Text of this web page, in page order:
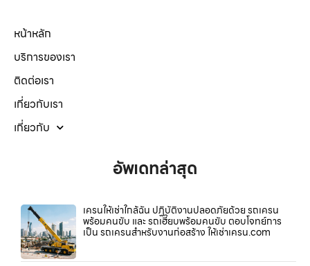
หน้าหลัก
บริการของเรา
ติดต่อเรา
เกี่ยวกับเรา
เกี่ยวกับ
อัพเดทล่าสุด
เครนให้เช่าใกล้ฉัน ปฏิบัติงานปลอดภัยด้วย รถเครน
พร้อมคนขับ และ รถเฮี๊ยบพร้อมคนขับ ตอบโจทย์การ
เป็น รถเครนสำหรับงานก่อสร้าง ให้เช่าเครน.com